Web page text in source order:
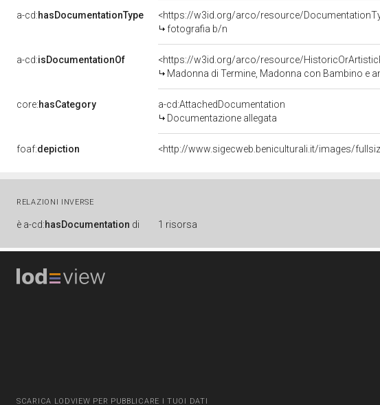
a-cd:hasDocumentationType
<https://w3id.org/arco/resource/
fotografia b/n
a-cd:isDocumentationOf
<https://w3id.org/arco/resource/
Madonna di Termine, Madonna con Bambino e
core:hasCategory
a-cd:AttachedDocumentation
Documentazione allegata
foaf:depiction <http://www.sigecweb.beniculturali.it/images/
RELAZIONI INVERSE
è a-cd:hasDocumentation di 1 risorsa
SCARICA LODVIEW PER PUBBLICARE I TUOI DATI